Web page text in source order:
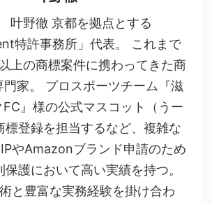
野徹 京都を拠点とする
特許事務所」代表。 これまで
上の商標案件に携わってきた商
家。 プロスポーツチーム『滋
』様の公式マスコット（うー
標登録を担当するなど、複雑な
やAmazonブランド申請のため
護において高い実績を持つ。
と豊富な実務経験を掛け合わ